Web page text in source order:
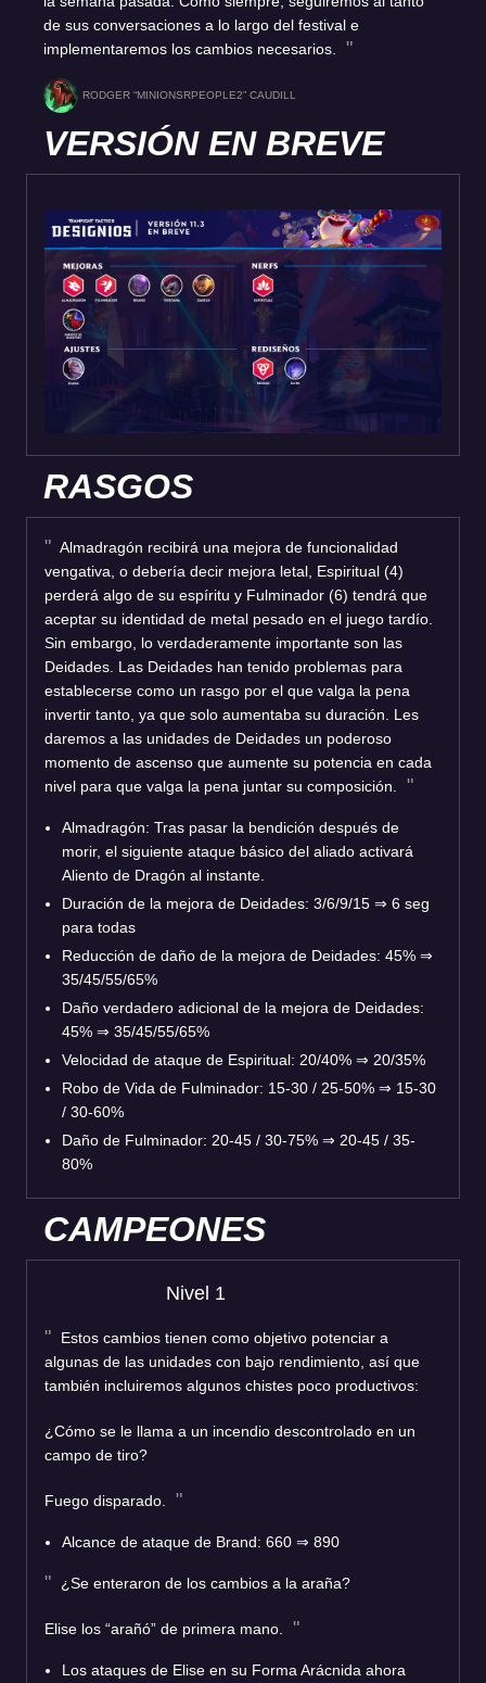
de sus conversaciones a lo largo del festival e
implementaremos los cambios necesarios.
RODGER “MINIONSRPEOPLE2” CAUDILL
VERSIÓN EN BREVE
RASGOS
Almadragón recibirá una mejora de funcionalidad
vengativa, o debería decir mejora letal, Espiritual (4)
perderá algo de su espíritu y Fulminador (6) tendrá que
aceptar su identidad de metal pesado en el juego tardío.
Sin embargo, lo verdaderamente importante son las
Deidades. Las Deidades han tenido problemas para
establecerse como un rasgo por el que valga la pena
invertir tanto, ya que solo aumentaba su duración. Les
daremos a las unidades de Deidades un poderoso
momento de ascenso que aumente su potencia en cada
nivel para que valga la pena juntar su composición.
Almadragón: Tras pasar la bendición después de
morir, el siguiente ataque básico del aliado activará
Aliento de Dragón al instante.
Duración de la mejora de Deidades: 3/6/9/15 ⇒ 6 seg
para todas
Reducción de daño de la mejora de Deidades: 45% ⇒
35/45/55/65%
Daño verdadero adicional de la mejora de Deidades:
45% ⇒ 35/45/55/65%
Velocidad de ataque de Espiritual: 20/40% ⇒ 20/35%
Robo de Vida de Fulminador: 15-30 / 25-50% ⇒ 15-30
/ 30-60%
Daño de Fulminador: 20-45 / 30-75% ⇒ 20-45 / 35-
80%
CAMPEONES
Nivel 1
Estos cambios tienen como objetivo potenciar a
algunas de las unidades con bajo rendimiento, así que
también incluiremos algunos chistes poco productivos:
¿Cómo se le llama a un incendio descontrolado en un
campo de tiro?
Fuego disparado.
Alcance de ataque de Brand: 660 ⇒ 890
¿Se enteraron de los cambios a la araña?
Elise los “arañó” de primera mano.
Los ataques de Elise en su Forma Arácnida ahora